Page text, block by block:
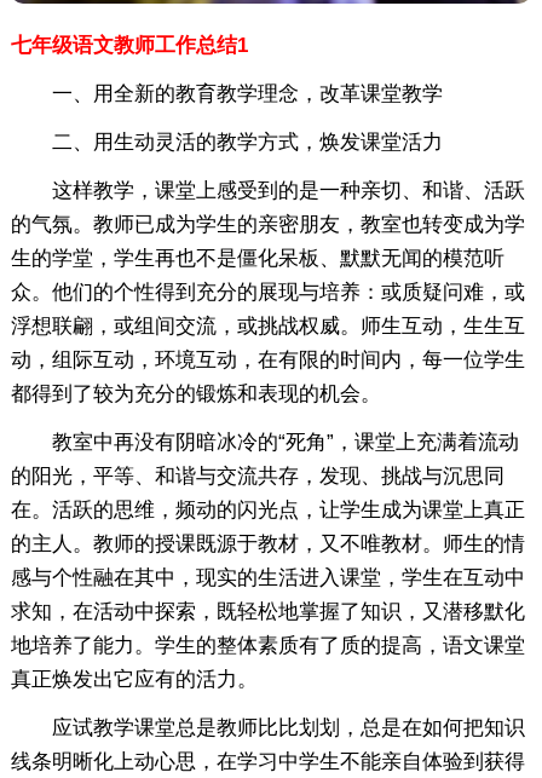
七年级语文教师工作总结1
一、用全新的教育教学理念，改革课堂教学
二、用生动灵活的教学方式，焕发课堂活力
这样教学，课堂上感受到的是一种亲切、和谐、活跃
的气氛。教师已成为学生的亲密朋友，教室也转变成为学
生的学堂，学生再也不是僵化呆板、默默无闻的模范听
众。他们的个性得到充分的展现与培养：或质疑问难，或
浮想联翩，或组间交流，或挑战权威。师生互动，生生互
动，组际互动，环境互动，在有限的时间内，每一位学生
都得到了较为充分的锻炼和表现的机会。
教室中再没有阴暗冰冷的“死角”，课堂上充满着流动
的阳光，平等、和谐与交流共存，发现、挑战与沉思同
在。活跃的思维，频动的闪光点，让学生成为课堂上真正
的主人。教师的授课既源于教材，又不唯教材。师生的情
感与个性融在其中，现实的生活进入课堂，学生在互动中
求知，在活动中探索，既轻松地掌握了知识，又潜移默化
地培养了能力。学生的整体素质有了质的提高，语文课堂
真正焕发出它应有的活力。
应试教学课堂总是教师比比划划，总是在如何把知识
线条明晰化上动心思，在学习中学生不能亲自体验到获得